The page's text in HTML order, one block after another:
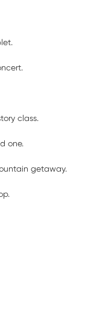
class.
one.
getaway.